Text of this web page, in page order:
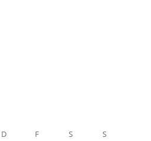
D F S
S